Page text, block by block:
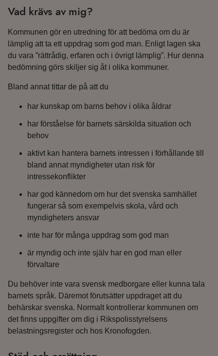
Vad krävs av mig?
Kommunen gör en utredning för att bedöma om du är
lämplig att ta ett uppdrag som god man. Enligt lagen ska
du vara ”rättrådig, erfaren och i övrigt lämplig”. Hur denna
bedömning görs skiljer sig åt i olika kommuner.
Bland annat tittar de på att du
har kunskap om barns behov i olika åldrar
har förståelse för barnets särskilda situation och
behov
aktivt kan hantera barnets intressen i förhållande till
bland annat myndigheter utan risk för
intressekonflikter
har god kännedom om hur det svenska samhället
fungerar så som exempelvis skola, vård och
myndigheters ansvar
inte har för många uppdrag som god man
är myndig och inte själv har en god man eller
förvaltare
Du behöver inte vara svensk medborgare eller kunna tala
barnets språk. Däremot förutsätter uppdraget att du
behärskar svenska. Normalt kontrollerar kommunen om
det finns uppgifter om dig i Rikspolisstyrelsens
belastningsregister och hos Kronofogden.